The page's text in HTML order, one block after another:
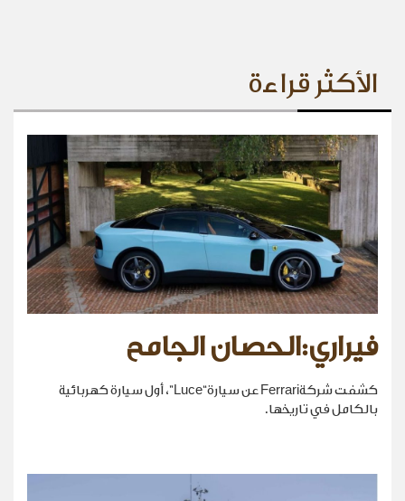
الأكثر قراءة
فيراري:الحصان الجامح
كشفت شركةFerrari عن سيارة“Luce”، أول سيارة كهربائية
بالكامل في تاريخها.